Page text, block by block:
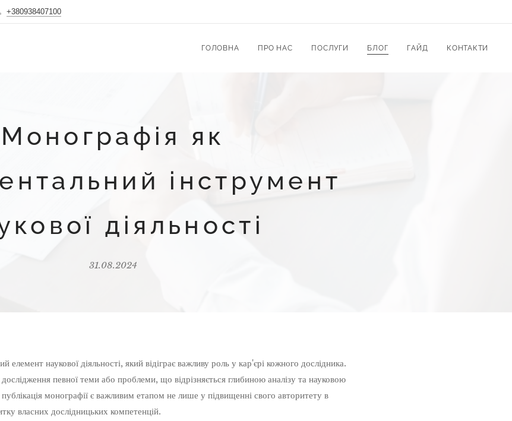
+380938407100
ГОЛОВНА ПРО НАС ПОСЛУГИ БЛОГ ГАЙД КОНТАКТИ
Монографія як
інструмент
діяльності
31.08.2024
наукової діяльності, який відіграє важливу роль у кар'єрі кожного дослідника.
певної теми або проблеми, що відрізняється глибиною аналізу та науковою
монографії є важливим етапом не лише у підвищенні свого авторитету в
власних дослідницьких компетенцій.